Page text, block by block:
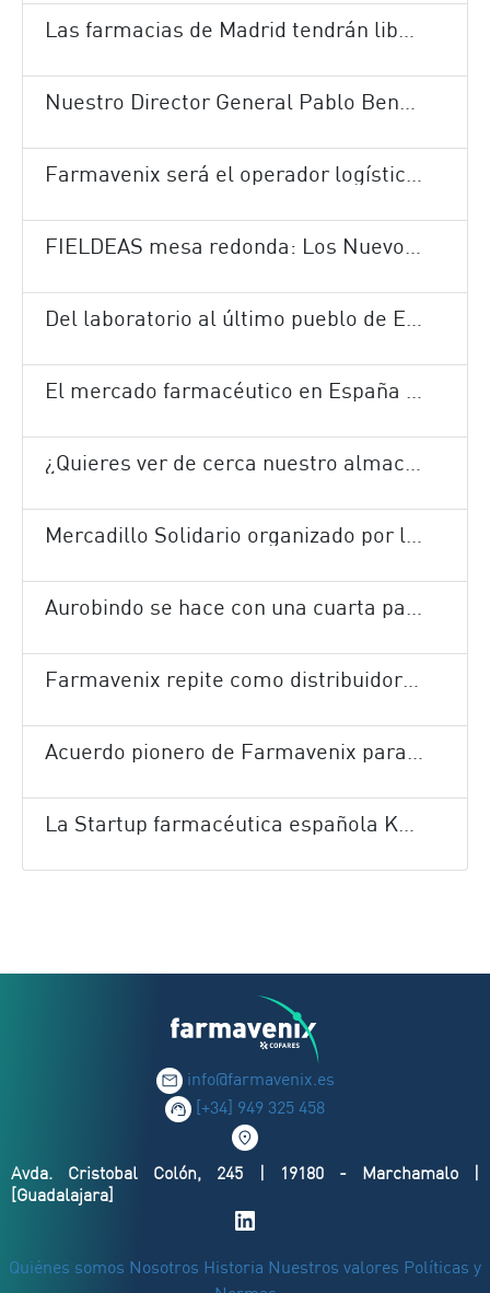
Las farmacias de Madrid tendrán libertad de horarios y podrán dispensar medicamentos a domicilio.
Nuestro Director General Pablo Bengoa ofrece una entrevista tras la distribución de la vacuna de la gripe a nivel nacional.
Farmavenix será el operador logístico del laboratorio VegenatHealthcare
FIELDEAS mesa redonda: Los Nuevos Retos Logísticos
Del laboratorio al último pueblo de España
El mercado farmacéutico en España ha crecido un 1,7% en los últimos doce meses
¿Quieres ver de cerca nuestro almacén?
Mercadillo Solidario organizado por la Fundación Cofares
Aurobindo se hace con una cuarta parte de los medicamentos de la última subasta
Farmavenix repite como distribuidor de la vacuna de la gripe
Acuerdo pionero de Farmavenix para la gestión del calendario vacunal de niños y adultos en Canarias
La Startup farmacéutica española Kurasana, nuevo cliente de Farmavenix
info@farmavenix.es
[+34] 949 325 458
Avda. Cristobal Colón, 245 | 19180 - Marchamalo |
[Guadalajara]
Quiénes somos Nosotros Historia Nuestros valores Políticas y